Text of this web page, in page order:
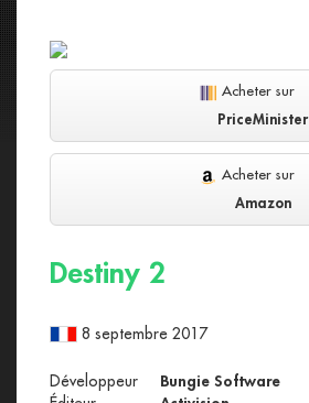
Acheter sur
PriceMinister
Acheter sur
Amazon
Destiny 2
8 septembre 2017
Développeur
Bungie Software